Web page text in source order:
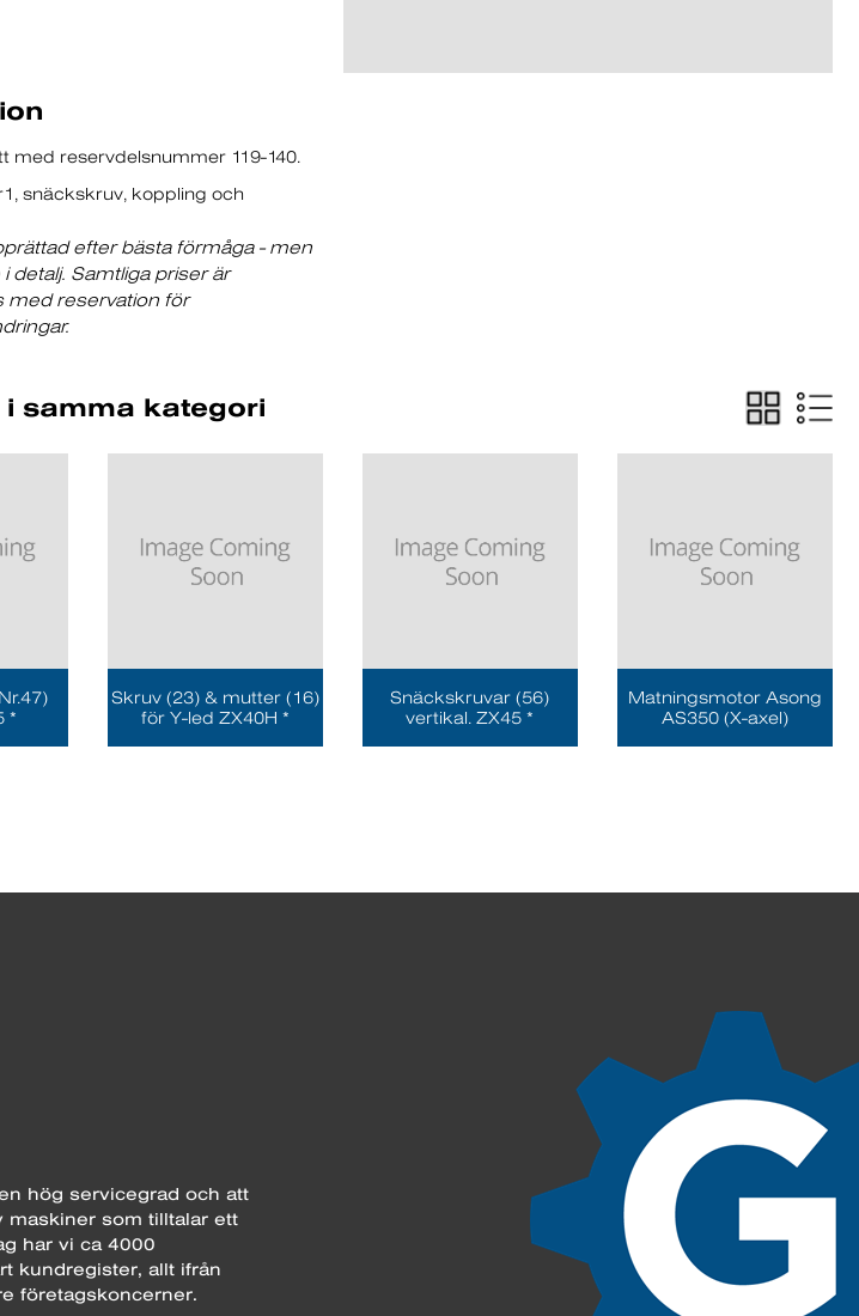
med reservdelsnummer 119-140.
snäckskruv, koppling och
efter bästa förmåga - men
detalj. Samtliga priser är
med reservation för
i samma kategori
*
Skruv (23) & mutter (16)
för Y-led ZX40H *
Snäckskruvar (56)
vertikal. ZX45 *
Matningsmotor Asong
AS350 (X-axel)
hög servicegrad och att
maskiner som tilltalar ett
har vi ca 4000
kundregister, allt ifrån
företagskoncerner.